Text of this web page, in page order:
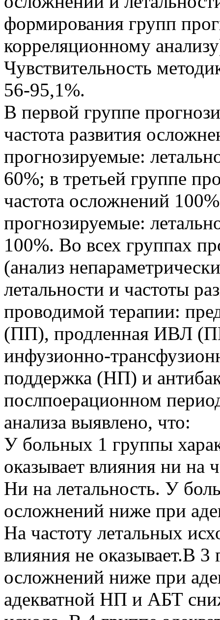
формирования групп
корреляционному
Чувствительность
56-95,1%.
В первой группе
частота развития
прогнозируемые:
60%; в третьей группе
частота осложнений
прогнозируемые:
100%. Во всех группах
(анализ
летальности и частоты
проводимой терапии:
(ПП), продленная ИВЛ
инфузионно-
поддержка (НП) и
послпоерационном
анализа выявлено, что:
У больных 1 группы
оказывает влияния ни на
Ни на летальность. У
осложнений ниже при
На частоту летальных
влияния не оказывает.В 3
осложнений ниже при
адекватной НП и АБТ